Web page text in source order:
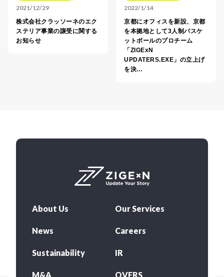
2021/12/29
株式会社クラッソーネのエク
ステリア事業の譲受に関する
お知らせ
2022/1/14
京都にオフィスを新設、京都
を本拠地として3人制バスケ
ットボールのプロチーム
「ZIGExN
UPDATERS.EXE」の立上げ
を決…
About Us Our Services
News Careers
Sustainability IR
M&A OVERS